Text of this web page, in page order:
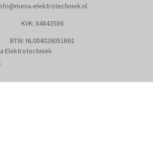
elektrotechniek.nl
KVK: 84843586
BTW: NL004026051B61
Elektrotechniek